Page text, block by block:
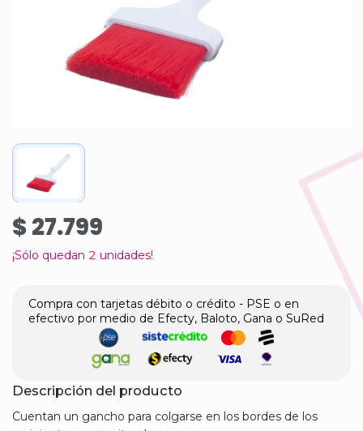
¡Sólo quedan 2 unidades!
$ 27.799
Compra con tarjetas débito o crédito - PSE o en
efectivo por medio de Efecty, Baloto, Gana o SuRed
Descripción del producto
Cuentan un gancho para colgarse en los bordes de los